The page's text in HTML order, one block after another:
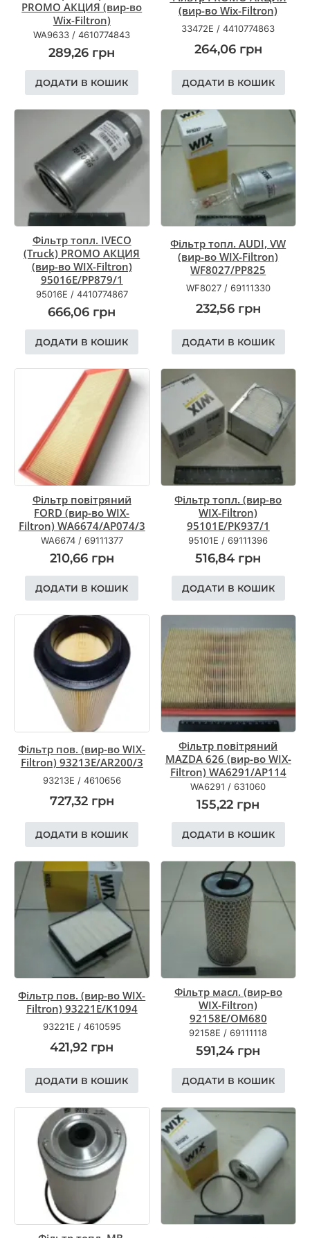
PROMO АКЦИЯ (вир-во
Wix-Filtron)
WA9633 /4610774843
289,26 грн
ДОДАТИ В КОШИК
(вир-во Wix-Filtron)
33472E /4410774863
264,06 грн
ДОДАТИ В КОШИК
Фільтр топл. IVECO
(Truck) PROMO АКЦИЯ
(вир-во WIX-Filtron)
95016E/PP879/1
95016E / 4410774867
666,06 грн
ДОДАТИ В КОШИК
Фільтр топл. AUDI, VW
(вир-во WIX-Filtron)
WF8027/PP825
WF8027/ 69111330
232,56 грн
ДОДАТИ В КОШИК
Фільтр повітряний
FORD (вир-во WIX-
Filtron) WA6674/AP074/3
WA6674/ 69111377
210,66 грн
ДОДАТИ В КОШИК
Фільтр топл. (вир-во
WIX-Filtron)
95101E/PK937/1
95101E /69111396
516,84 грн
ДОДАТИ В КОШИК
Фільтр пов. (вир-во WIX-
Filtron) 93213E/AR200/3
93213E / 4610656
727,32 грн
ДОДАТИ В КОШИК
Фільтр повітряний
MAZDA 626 (вир-во WIX-
Filtron) WA6291/AP114
WA6291 /631060
155,22 грн
ДОДАТИ В КОШИК
Фільтр пов. (вир-во WIX-
Filtron) 93221E/K1094
93221E / 4610595
421,92 грн
ДОДАТИ В КОШИК
Фільтр масл. (вир-во
WIX-Filtron)
92158E/OM680
92158E /69111118
591,24 грн
ДОДАТИ В КОШИК